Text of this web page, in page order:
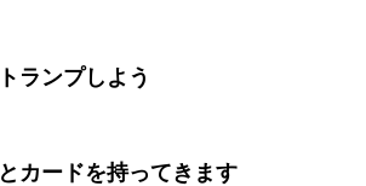
トランプしよう
とカードを持ってきます